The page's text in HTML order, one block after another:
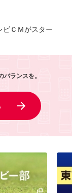
ビＣＭがスター
ランスを。